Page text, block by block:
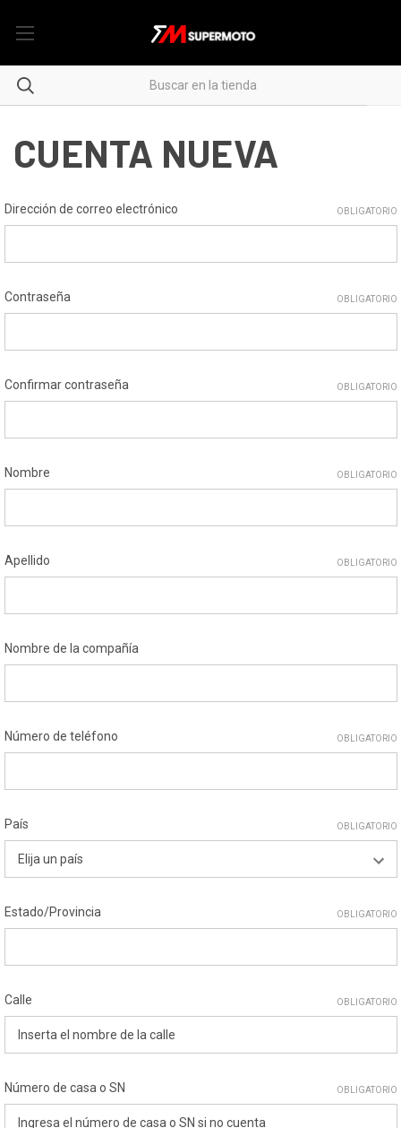
CUENTA NUEVA
Dirección de correo electrónico OBLIGATORIO
Contraseña OBLIGATORIO
Confirmar contraseña OBLIGATORIO
Nombre OBLIGATORIO
Apellido OBLIGATORIO
Nombre de la compañía
Número de teléfono OBLIGATORIO
País OBLIGATORIO
Estado/Provincia OBLIGATORIO
Calle OBLIGATORIO
Número de casa o SN OBLIGATORIO